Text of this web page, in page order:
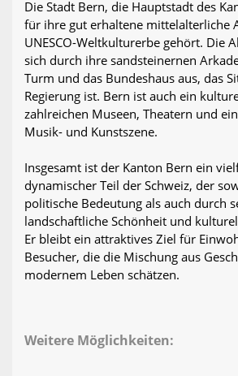
Die Stadt Bern, die Hauptstadt des
für ihre gut erhaltene mittelalterliche
UNESCO-Weltkulturerbe gehört. Die
sich durch ihre sandsteinernen
Turm und das Bundeshaus aus, das
Regierung ist. Bern ist auch ein
zahlreichen Museen, Theatern und
Musik- und Kunstszene.
Insgesamt ist der Kanton Bern ein
dynamischer Teil der Schweiz, der
politische Bedeutung als auch durch
landschaftliche Schönheit und
Er bleibt ein attraktives Ziel für
Besucher, die die Mischung aus
modernem Leben schätzen.
Weitere Möglichkeiten: